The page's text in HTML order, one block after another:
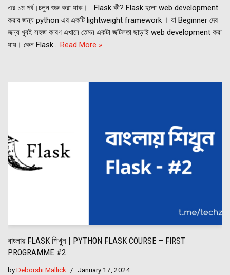
এর ১ম পর্ব।চলুন শুরু করা যাক। Flask কী? Flask হলো web development
করার জন্য python এর একটি lightweight framework । যা Beginner দের
জন্য খুবই সহজ কারণ এখানে তেমন একটা জটিলতা ছাড়াই web development করা
যায়। কেন Flask… Read More »
বাংলায় FLASK শিখুন | PYTHON FLASK COURSE – FIRST
PROGRAMME #2
byDeborshi Mallick January 17, 2024